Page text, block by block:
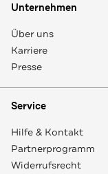
Unternehmen
Über uns
Karriere
Presse
Service
Hilfe & Kontakt
Partnerprogramm
Widerrufsrecht